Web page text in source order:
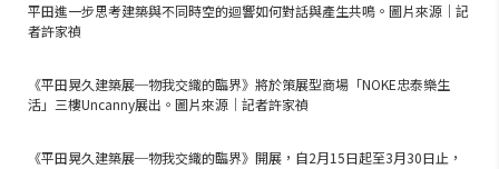
平田進一步思考建築與不同時空的迴響如何對話與產生共鳴。圖片來源｜記
者許家禎
《平田晃久建築展─物我交織的臨界》將於策展型商場「NOKE忠泰樂生
活」三樓Uncanny展出。圖片來源｜記者許家禎
《平田晃久建築展─物我交織的臨界》開展，自2月15日起至3月30日止，